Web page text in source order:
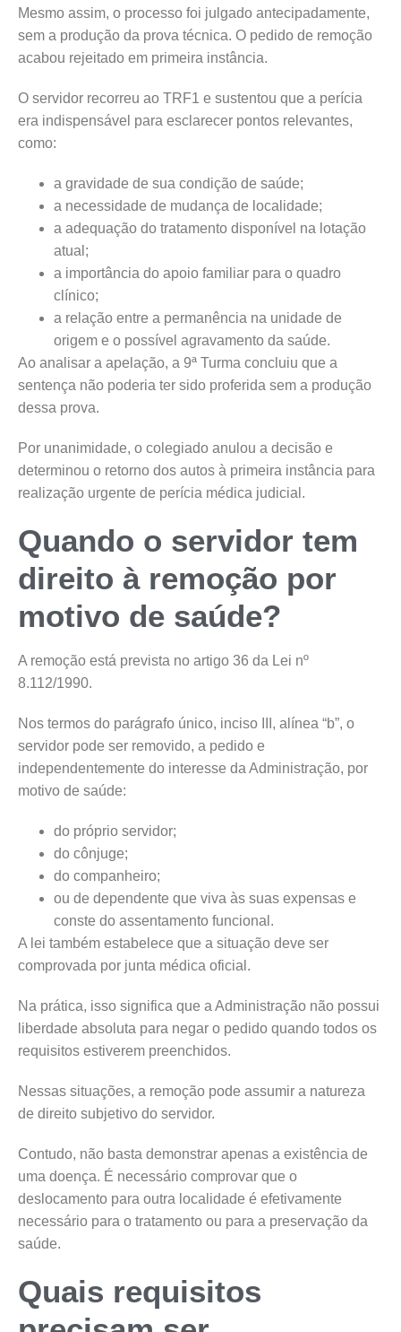
Mesmo assim, o processo foi julgado antecipadamente,
sem a produção da prova técnica. O pedido de remoção
acabou rejeitado em primeira instância.
O servidor recorreu ao TRF1 e sustentou que a perícia
era indispensável para esclarecer pontos relevantes,
como:
a gravidade de sua condição de saúde;
a necessidade de mudança de localidade;
a adequação do tratamento disponível na lotação
atual;
a importância do apoio familiar para o quadro
clínico;
a relação entre a permanência na unidade de
origem e o possível agravamento da saúde.
Ao analisar a apelação, a 9ª Turma concluiu que a
sentença não poderia ter sido proferida sem a produção
dessa prova.
Por unanimidade, o colegiado anulou a decisão e
determinou o retorno dos autos à primeira instância para
realização urgente de perícia médica judicial.
Quando o servidor tem
direito à remoção por
motivo de saúde?
A remoção está prevista no artigo 36 da Lei nº
8.112/1990.
Nos termos do parágrafo único, inciso III, alínea “b”, o
servidor pode ser removido, a pedido e
independentemente do interesse da Administração, por
motivo de saúde:
do próprio servidor;
do cônjuge;
do companheiro;
ou de dependente que viva às suas expensas e
conste do assentamento funcional.
A lei também estabelece que a situação deve ser
comprovada por junta médica oficial.
Na prática, isso significa que a Administração não possui
liberdade absoluta para negar o pedido quando todos os
requisitos estiverem preenchidos.
Nessas situações, a remoção pode assumir a natureza
de direito subjetivo do servidor.
Contudo, não basta demonstrar apenas a existência de
uma doença. É necessário comprovar que o
deslocamento para outra localidade é efetivamente
necessário para o tratamento ou para a preservação da
saúde.
Quais requisitos